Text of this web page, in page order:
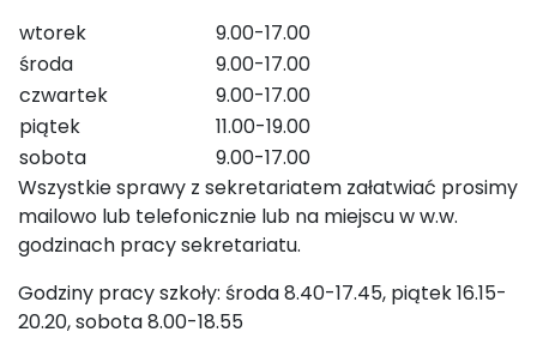
wtorek
9.00-17.00
środa
9.00-17.00
czwartek
9.00-17.00
piątek
11.00-19.00
sobota
9.00-17.00
Wszystkie sprawy z sekretariatem załatwiać prosimy
mailowo lub telefonicznie lub na miejscu w w.w.
godzinach pracy sekretariatu.
Godziny pracy szkoły: środa 8.40-17.45, piątek 16.15-
20.20, sobota 8.00-18.55